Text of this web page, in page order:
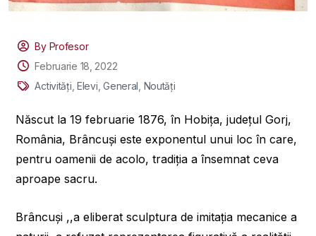
By Profesor
Februarie 18, 2022
Activități ,Elevi ,General Noutăți
Născut la 19 februarie 1876, în Hobița, județul Gorj,
România, Brâncuși este exponentul unui loc în care,
pentru oamenii de acolo, tradiția a însemnat ceva
aproape sacru.
Brâncuși ,,a eliberat sculptura de imitația mecanice a